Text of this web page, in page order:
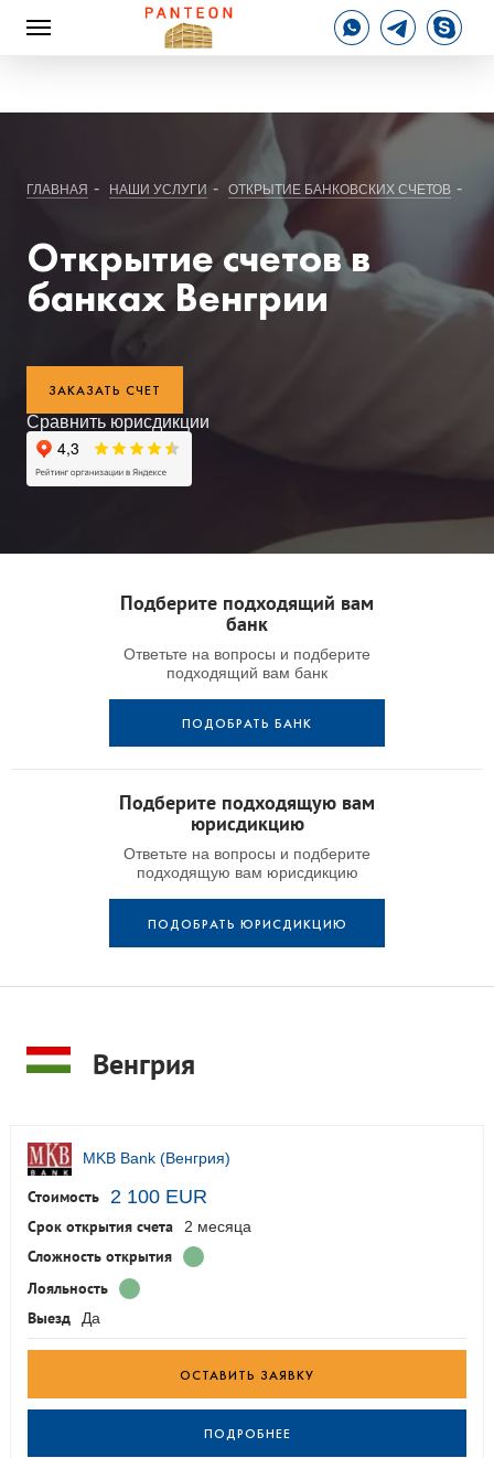
ГЛАВНАЯ - НАШИ УСЛУГИ - ОТКРЫТИЕ БАНКОВСКИХ СЧЕТОВ -
Открытие счетов в
банках Венгрии
ЗАКАЗАТЬ СЧЕТ
Сравнить юрисдикции
Подберите подходящий вам
банк
Ответьте на вопросы и подберите
подходящий вам банк
ПОДОБРАТЬ БАНК
Подберите подходящую вам
юрисдикцию
Ответьте на вопросы и подберите
подходящую вам юрисдикцию
ПОДОБРАТЬ ЮРИСДИКЦИЮ
Венгрия
MKB Bank (Венгрия)
Стоимость 2 100 EUR
Срок открытия счета 2 месяца
Сложность открытия
Лояльность
Выезд
Да
ОСТАВИТЬ ЗАЯВКУ
ПОДРОБНЕЕ